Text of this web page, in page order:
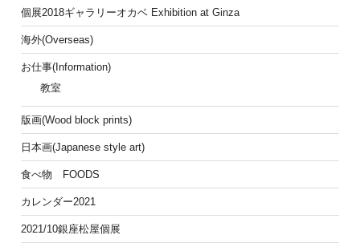
個展2018ギャラリーオカベ Exhibition at Ginza
海外(Overseas)
お仕事(Information)
教室
版画(Wood block prints)
日本画(Japanese style art)
食べ物 FOODS
カレンダー2021
2021/10銀座松屋個展